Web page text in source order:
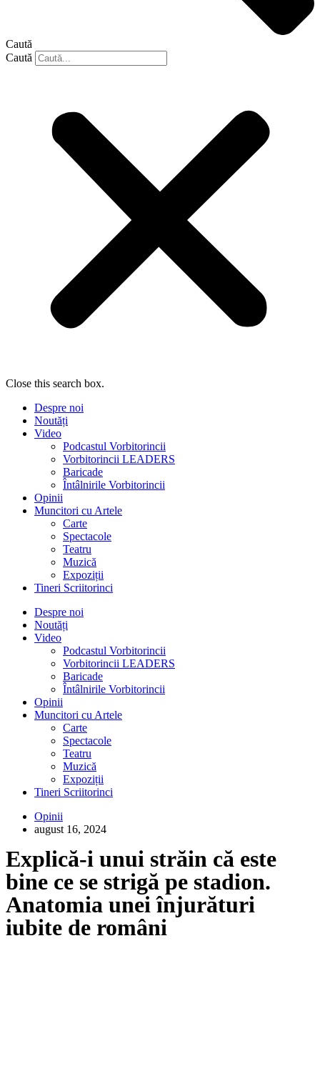
Caută
Caută
Close this search box.
Despre noi
Noutăți
Video
Podcastul Vorbitorincii
Vorbitorincii LEADERS
Baricade
Întâlnirile Vorbitorincii
Opinii
Muncitori cu Artele
Carte
Spectacole
Teatru
Muzică
Expoziții
Tineri Scriitorinci
Despre noi
Noutăți
Video
Podcastul Vorbitorincii
Vorbitorincii LEADERS
Baricade
Întâlnirile Vorbitorincii
Opinii
Muncitori cu Artele
Carte
Spectacole
Teatru
Muzică
Expoziții
Tineri Scriitorinci
Opinii
august 16, 2024
Explică-i unui străin că este
bine ce se strigă pe stadion.
Anatomia unei înjurături
iubite de români